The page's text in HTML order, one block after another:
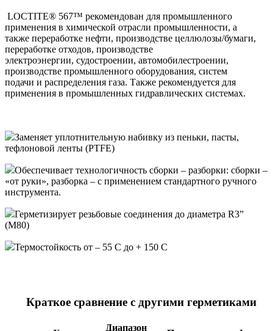
LOCTITE® 567™ рекомендован для промышленного
применения в химической отрасли промышленности, а
также переработке нефти, производстве целлюлозы/бумаги,
переработке отходов, производстве
электроэнергии, судостроении, автомобилестроении,
производстве промышленного оборудования, систем
подачи и распределения газа. Также рекомендуется для
применения в промышленных гидравлических системах.
Заменяет уплотнительную набивку из пеньки, пасты,
тефлоновой ленты (PTFE)
Обеспечивает технологичность сборки – разборки: сборки –
«от руки», разборка – с применением стандартного ручного
инструмента.
Герметизирует резьбовые соединения до диаметра R3”
(M80)
Термостойкость от – 55 С до + 150 С
Краткое сравнение с другими герметиками
Диапазон